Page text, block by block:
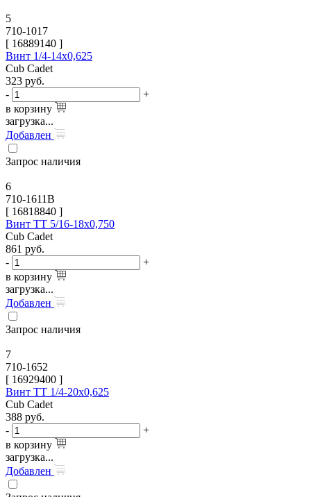
5
710-1017
[ 16889140 ]
Винт 1/4-14х0,625
Cub Cadet
323 руб.
-
+
в корзину
загрузка...
Добавлен
Запрос наличия
6
710-1611B
[ 16818840 ]
Винт TT 5/16-18х0,750
Cub Cadet
861 руб.
-
+
в корзину
загрузка...
Добавлен
Запрос наличия
7
710-1652
[ 16929400 ]
Винт TT 1/4-20х0,625
Cub Cadet
388 руб.
-
+
в корзину
загрузка...
Добавлен